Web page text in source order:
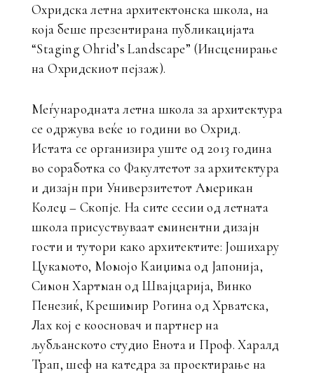
Охридска летна архитектонска школа, на
која беше презентирана публикацијата
“Staging Ohrid’s Landscape” (Инсценирање
на Охридскиот пејзаж).
Меѓународната летна школа за архитектура
се одржува веќе 10 години во Охрид.
Истата се организира уште од 2013 година
во соработка со Факултетот за архитектура
и дизајн при Универзитетот Американ
Колеџ – Скопје. На сите сесии од летната
школа присуствуваат еминентни дизајн
гости и тутори како архитектите: Јошихару
Цукамото, Момојо Каиџима од Јапонија,
Симон Хартман од Швајцарија, Винко
Пенезиќ, Крешимир Рогина од Хрватска,
Лах кој е коосновач и партнер на
љубљанското студио Енота и Проф. Харалд
Трап, шеф на катедра за проектирање на